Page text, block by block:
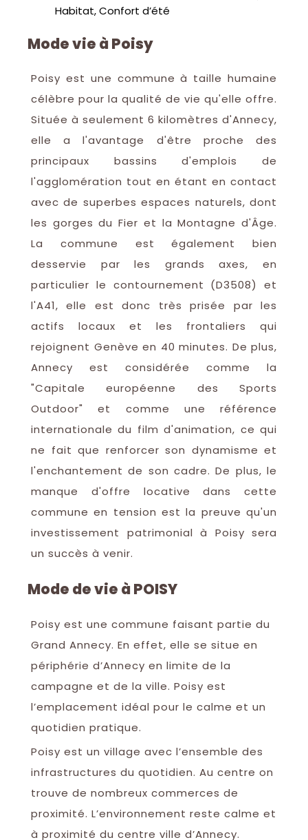
Habitat, Confort d’été
Mode vie à Poisy
Poisy est une commune à taille humaine
célèbre pour la qualité de vie qu'elle offre.
Située à seulement 6 kilomètres d'Annecy,
elle a l'avantage d'être proche des
principaux bassins d'emplois de
l'agglomération tout en étant en contact
avec de superbes espaces naturels, dont
les gorges du Fier et la Montagne d'Âge.
La commune est également bien
desservie par les grands axes, en
particulier le contournement (D3508) et
l'A41, elle est donc très prisée par les
actifs locaux et les frontaliers qui
rejoignent Genève en 40 minutes. De plus,
Annecy est considérée comme la
"Capitale européenne des Sports
Outdoor" et comme une référence
internationale du film d'animation, ce qui
ne fait que renforcer son dynamisme et
l'enchantement de son cadre. De plus, le
manque d'offre locative dans cette
commune en tension est la preuve qu'un
investissement patrimonial à Poisy sera
un succès à venir.
Mode de vie à POISY
Poisy est une commune faisant partie du
Grand Annecy. En effet, elle se situe en
périphérie d’Annecy en limite de la
campagne et de la ville. Poisy est
l’emplacement idéal pour le calme et un
quotidien pratique.
Poisy est un village avec l’ensemble des
infrastructures du quotidien. Au centre on
trouve de nombreux commerces de
proximité. L’environnement reste calme et
à proximité du centre ville d’Annecy.